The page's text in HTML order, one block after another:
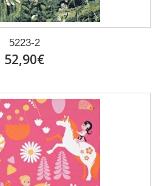
5223-2
52,90€